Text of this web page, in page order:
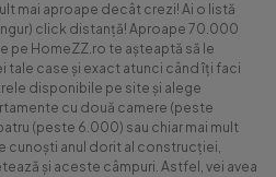
mai aproape decât crezi! Ai o listă
click distanță! Aproape 70.000
pe HomeZZ.ro te așteaptă să le
case și exact atunci când îți faci
disponibile pe site și alege
cu două camere (peste
(peste 6.000) sau chiar mai mult
cunoști anul dorit al construcției,
și aceste câmpuri. Astfel, vei avea